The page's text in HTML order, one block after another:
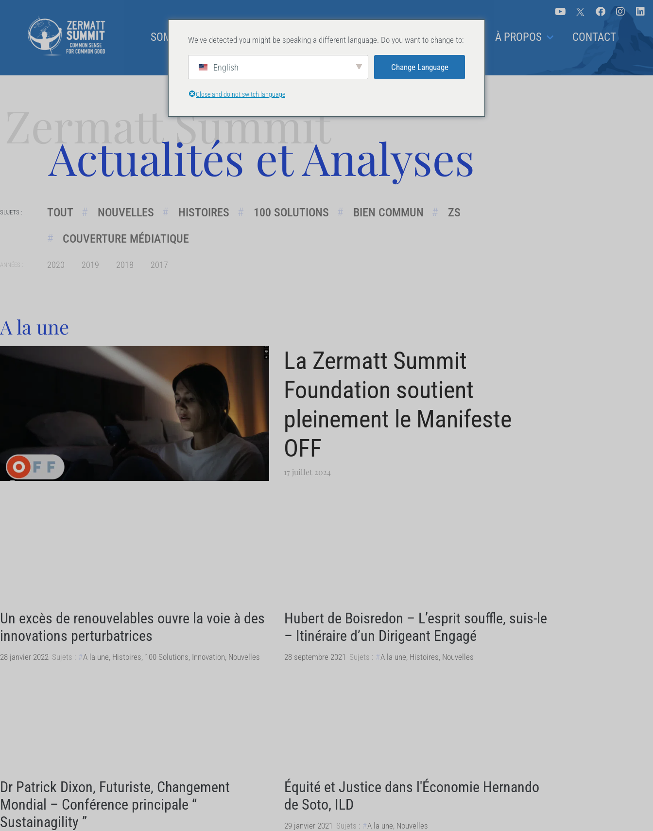
SOMMET 2026 SOMMETS PRÉCÉDENTS ACTUALITÉS & ANALYSES À PROPOS CONTACT
Zermatt Summit
Actualités et Analyses
SUJETS : TOUT NOUVELLES HISTOIRES 100 SOLUTIONS BIEN COMMUN
ZS
COUVERTURE MÉDIATIQUE
ANNÉES : 2020 2019 2018 2017
A la une
La Zermatt Summit
Foundation soutient
pleinement le Manifeste
OFF
17 juillet 2024
Un excès de renouvelables ouvre la voie à des
innovations perturbatrices
28 janvier 2022 Sujets : A la une, Histoires, 100 Solutions, Innovation, Nouvelles
Hubert de Boisredon – L’esprit souffle, suis-le
– Itinéraire d’un Dirigeant Engagé
28 septembre 2021 Sujets : A la une, Histoires, Nouvelles
Dr Patrick Dixon, Futuriste, Changement
Mondial – Conférence principale “
Sustainagility ”
Équité et Justice dans l'Économie Hernando
de Soto, ILD
29 janvier 2021 Sujets : A la une, Nouvelles
We've detected you might be speaking a different language. Do you want to change to:
English Change Language
Close and do not switch language